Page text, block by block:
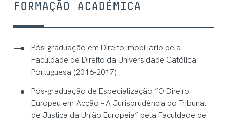
FORMAÇÃO ACADÉMICA
Pós-graduação em Direito Imobiliário pela
Faculdade de Direito da Universidade Católica
Portuguesa (2016-2017)
Pós-graduação de Especialização “O Direiro
Europeu em Acção – A Jurisprudência do Tribunal
de Justiça da União Europeia” pela Faculdade de